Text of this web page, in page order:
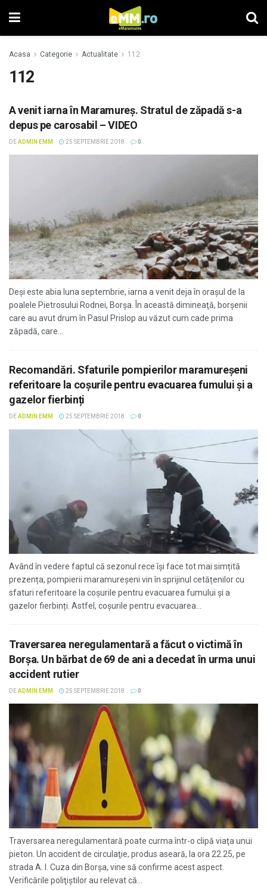
Acasa Categorie Actualitate 112
112
A venit iarna în Maramureş. Stratul de zăpadă s-a
depus pe carosabil – VIDEO
DEADMIN EMM 25 SEPTEMBRIE 2018 0
Deşi este abia luna septembrie, iarna a venit deja în oraşul de la
poalele Pietrosului Rodnei, Borşa. În această dimineaţă, borşenii
care au avut drum în Pasul Prislop au văzut cum cade prima
zăpadă, care...
Recomandări. Sfaturile pompierilor maramureşeni
referitoare la coșurile pentru evacuarea fumului și a
gazelor fierbinți
DEADMIN EMM 25 SEPTEMBRIE 2018 0
Având în vedere faptul că sezonul rece își face tot mai simțită
prezența, pompierii maramureșeni vin în sprijinul cetățenilor cu
sfaturi referitoare la coșurile pentru evacuarea fumului și a
gazelor fierbinți. Astfel, coşurile pentru evacuarea...
Traversarea neregulamentară a făcut o victimă în
Borşa. Un bărbat de 69 de ani a decedat în urma unui
accident rutier
DEADMIN EMM 25 SEPTEMBRIE 2018 0
Traversarea neregulamentară poate curma într-o clipă viaţa unui
pieton. Un accident de circulaţie, produs aseară, la ora 22.25, pe
strada A. I. Cuza din Borşa, vine să confirme acest aspect.
Verificările poliţiştilor au relevat că...